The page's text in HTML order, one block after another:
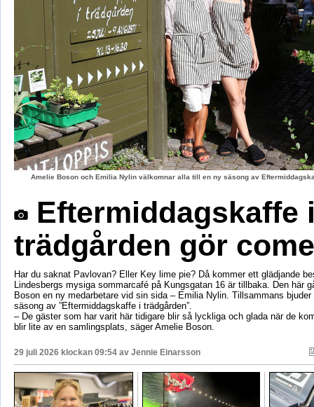
Amelie Boson och Emilia Nylin välkomnar alla till en ny säsong av
Eftermiddagskaffe
trädgården gör
Har du saknat Pavlovan? Eller Key lime pie? Då kommer ett glädjande
Lindesbergs mysiga sommarcafé på Kungsgatan 16 är tillbaka. Den här
Boson en ny medarbetare vid sin sida – Emilia Nylin. Tillsammans
säsong av ”Eftermiddagskaffe i trädgården”.
– De gäster som har varit här tidigare blir så lyckliga och glada när de
blir lite av en samlingsplats, säger Amelie Boson.
29 juli 2026 klockan 09:54 av Jennie Einarsson